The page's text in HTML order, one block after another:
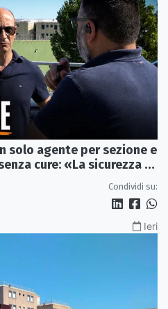
solo agente per sezione e
cure: «La sicurezza è
Condividi su:
Ieri